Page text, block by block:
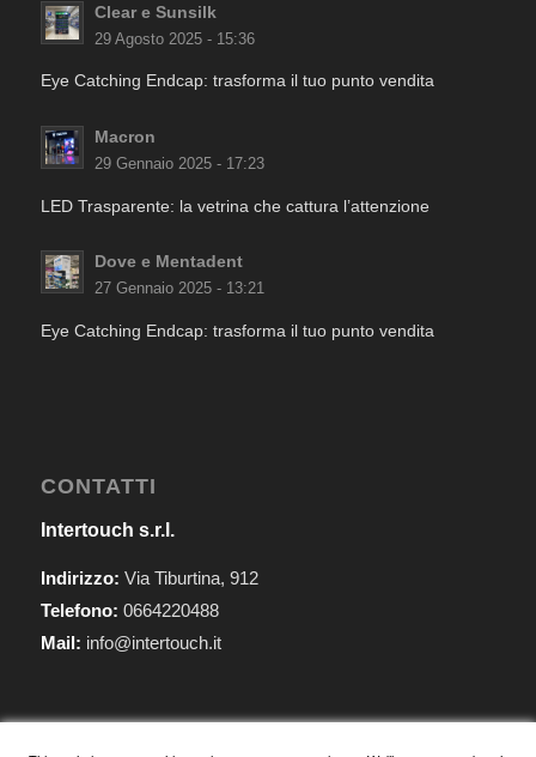
Clear e Sunsilk
29 Agosto 2025 - 15:36
Eye Catching Endcap: trasforma il tuo punto vendita
Macron
29 Gennaio 2025 - 17:23
LED Trasparente: la vetrina che cattura l’attenzione
Dove e Mentadent
27 Gennaio 2025 - 13:21
Eye Catching Endcap: trasforma il tuo punto vendita
CONTATTI
Intertouch s.r.l.
Indirizzo: Via Tiburtina, 912
Telefono: 0664220488
Mail: info@intertouch.it